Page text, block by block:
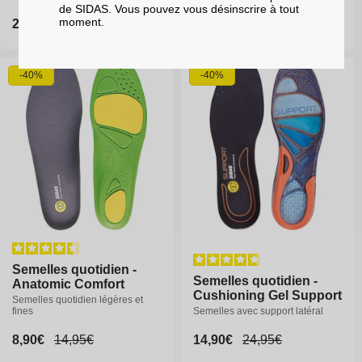
Prix
27,90€
Prix
34,95€
Prix
27,90€
Prix
34,95€
-40%
Semelles quotidien -
Anatomic Comfort
Semelles quotidien légères et
fines
Prix
8,90€
Prix
14,95€
Semelles quotidien -
Anatomic Comfort
Semelles quotidien légères et
fines
Prix
8,90€
Prix
14,95€
-40%
Semelles quotidien -
Cushioning Gel Support
Semelles avec support latéral
Prix
14,90€
Prix
24,95€
Semelles quotidien -
Cushioning Gel Support
Semelles avec support latéral
Prix
14,90€
Prix
24,95€
de SIDAS. Vous pouvez vous désinscrire à tout
moment.